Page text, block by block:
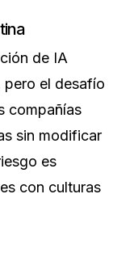
de IA
pero el desafío
compañías
sin modificar
es
con culturas